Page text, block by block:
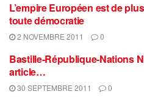
L’empire Européen est de
toute démocratie
2 NOVEMBRE 2011 0
Bastille-République-Nations
article…
30 SEPTEMBRE 2011 0